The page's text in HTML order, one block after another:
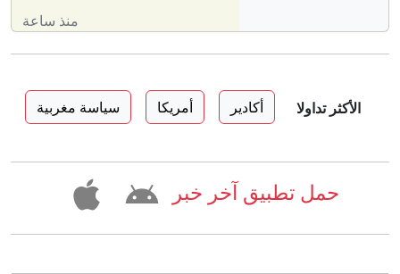
منذ ساعة
الأكثر تداولا أكادير أمريكا سياسة مغربية
حمل تطبيق آخر خبر